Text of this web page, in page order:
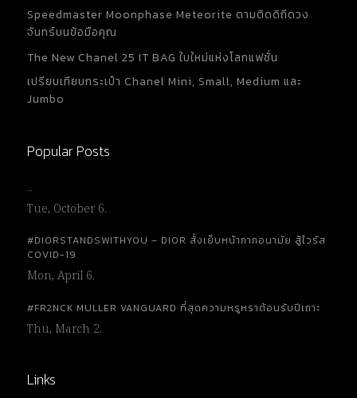
Speedmaster Moonphase Meteorite ตามติดดิถีดวง
จันทร์บนข้อมือคุณ
The New Chanel 25 IT BAG ใบใหม่แห่งโลกแฟชั่น
เปรียบเทียบกระเป๋า Chanel Mini, Small, Medium และ
Jumbo
Popular Posts
…
Tue, October 6.
#DIORSTANDSWITHYOU – DIOR สั่งเย็บหน้ากากอนามัย สู้ไวรัส
COVID-19
Mon, April 6.
#FR2NCK MULLER VANGUARD ที่สุดความหรูหราต้อนรับปีเถาะ
Thu, March 2.
Links